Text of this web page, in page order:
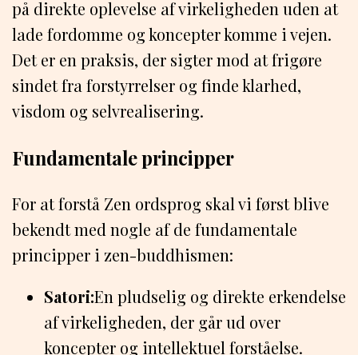
på direkte oplevelse af virkeligheden uden at
lade fordomme og koncepter komme i vejen.
Det er en praksis, der sigter mod at frigøre
sindet fra forstyrrelser og finde klarhed,
visdom og selvrealisering.
Fundamentale principper
For at forstå Zen ordsprog skal vi først blive
bekendt med nogle af de fundamentale
principper i zen-buddhismen:
Satori:En pludselig og direkte erkendelse
af virkeligheden, der går ud over
koncepter og intellektuel forståelse.